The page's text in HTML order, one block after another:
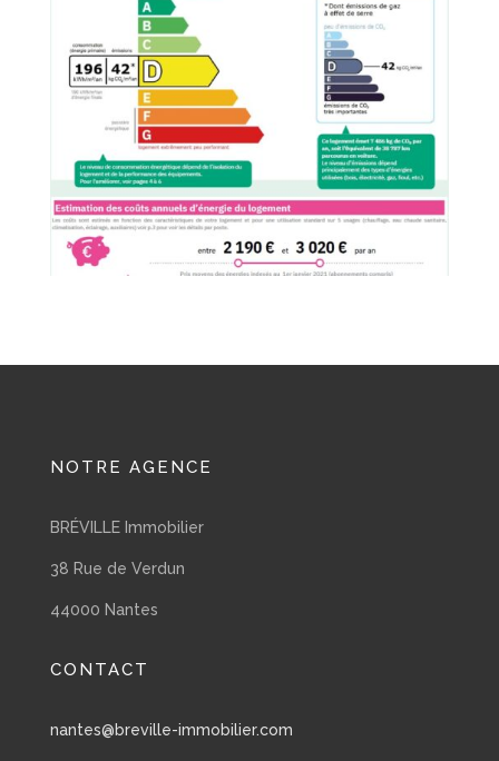
NOTRE AGENCE
BRÉVILLE Immobilier
38 Rue de Verdun
44000 Nantes
CONTACT
nantes@breville-immobilier.com